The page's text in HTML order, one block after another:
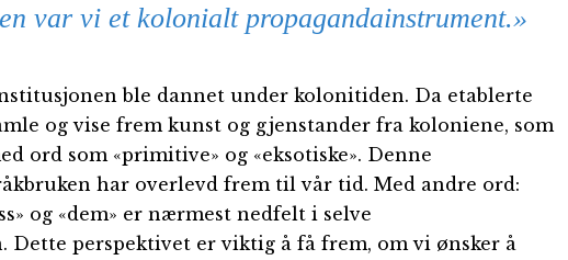
var vi et kolonialt propagandainstrument.»
ble dannet under kolonitiden. Da etablerte
og vise frem kunst og gjenstander fra koloniene, som
ord som «primitive» og «eksotiske». Denne
har overlevd frem til vår tid. Med andre ord:
og «dem» er nærmest nedfelt i selve
Dette perspektivet er viktig å få frem, om vi ønsker å